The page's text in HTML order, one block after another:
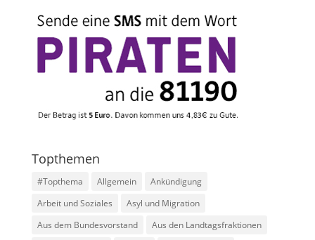
Topthemen
#Topthema Allgemein
Ankündigung
Arbeit und Soziales
Asyl und Migration
Aus dem Bundesvorstand
Aus den Landtagsfraktionen